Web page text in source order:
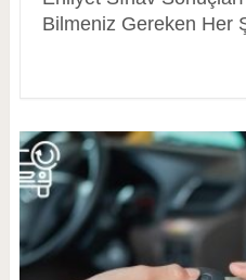
Bilmeniz Gereken Her